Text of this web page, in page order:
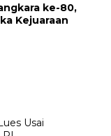
ke-80,
Kejuaraan